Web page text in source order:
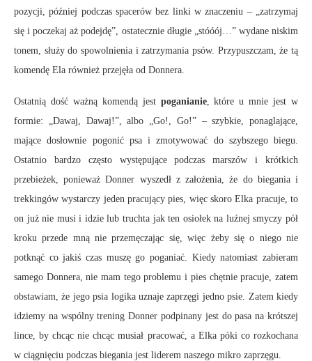
pozycji, później podczas spacerów bez linki w znaczeniu – „zatrzymaj
się i poczekaj aż podejdę”, ostatecznie długie „stóóój…” wydane niskim
tonem, służy do spowolnienia i zatrzymania psów. Przypuszczam, że tą
komendę Ela również przejęła od Donnera.
Ostatnią dość ważną komendą jest poganianie, które u mnie jest w
formie: „Dawaj, Dawaj!”, albo „Go!, Go!” – szybkie, ponaglające,
mające dosłownie pogonić psa i zmotywować do szybszego biegu.
Ostatnio bardzo często występujące podczas marszów i krótkich
przebieżek, ponieważ Donner wyszedł z założenia, że do biegania i
trekkingów wystarczy jeden pracujący pies, więc skoro Elka pracuje, to
on już nie musi i idzie lub truchta jak ten osiołek na luźnej smyczy pół
kroku przede mną nie przemęczając się, więc żeby się o niego nie
potknąć co jakiś czas muszę go poganiać. Kiedy natomiast zabieram
samego Donnera, nie mam tego problemu i pies chętnie pracuje, zatem
obstawiam, że jego psia logika uznaje zaprzęgi jedno psie. Zatem kiedy
idziemy na wspólny trening Donner podpinany jest do pasa na krótszej
lince, by chcąc nie chcąc musiał pracować, a Elka póki co rozkochana
w ciągnięciu podczas biegania jest liderem naszego mikro zaprzęgu.